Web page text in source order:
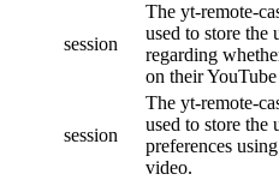
session
The yt-remote-
used to store the
regarding
on their
session
The yt-remote-
used to store the
preferences
video.